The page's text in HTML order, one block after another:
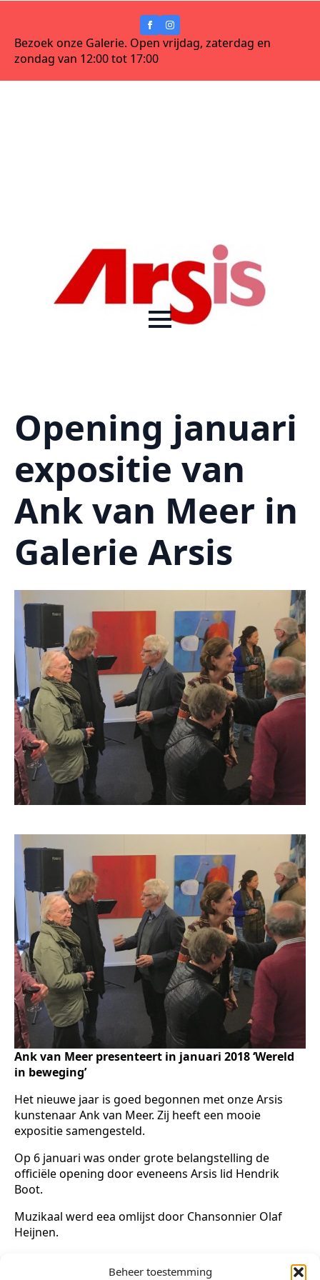
Beheer toestemming
Bezoek onze Galerie. Open vrijdag, zaterdag en
zondag van 12:00 tot 17:00
Opening januari
expositie van
Ank van Meer in
Galerie Arsis
Ank van Meer presenteert in januari 2018 ‘Wereld
in beweging’
Het nieuwe jaar is goed begonnen met onze Arsis
kunstenaar Ank van Meer. Zij heeft een mooie
expositie samengesteld.
Op 6 januari was onder grote belangstelling de
officiële opening door eveneens Arsis lid Hendrik
Boot.
Muzikaal werd eea omlijst door Chansonnier Olaf
Heijnen.
Bergen op Zoom nieuws.